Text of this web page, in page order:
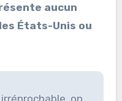
aucun
États-Unis ou
irréprochable, on